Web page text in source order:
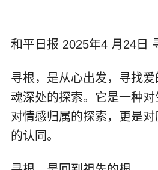
和平日报 2025年4 月24日
寻根，是从心出发，寻找
魂深处的探索。它是一种对
对情感归属的探索，更是
的认同。